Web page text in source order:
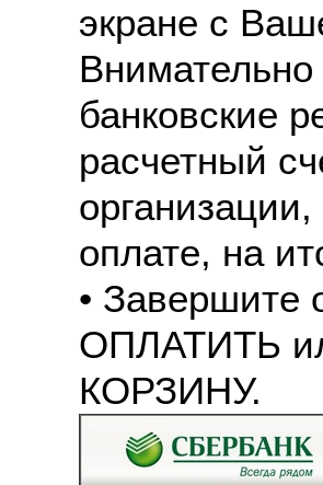
экране с
банковские
расчетный
оплате, на
• Завершите
ОПЛАТИТЬ
КОРЗИНУ.